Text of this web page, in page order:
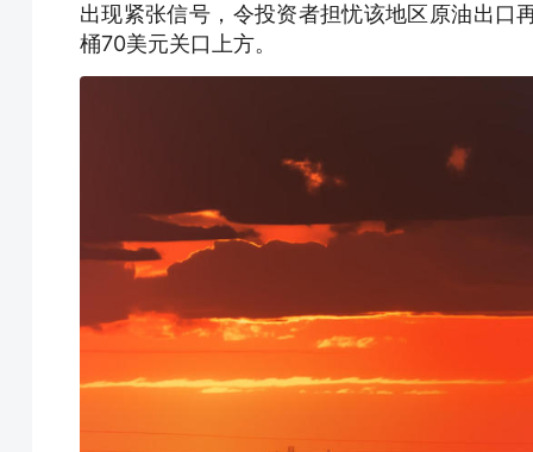
出现紧张信号，令投资者担忧该地区原油出口
桶70美元关口上方。